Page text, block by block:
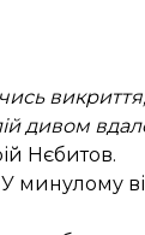
дивом
Нєбитов.
минулому